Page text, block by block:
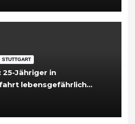
STUTTGART
Jähriger in
lebensgefährlich